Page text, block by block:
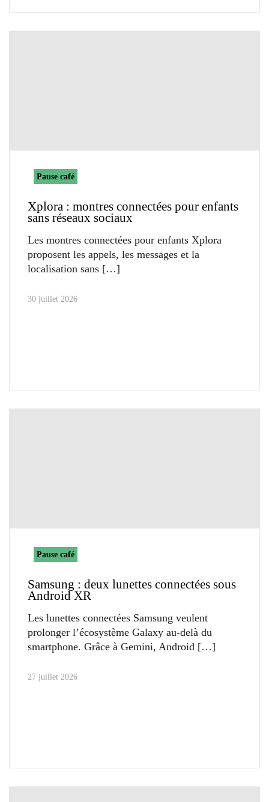
Pause café
Xplora : montres connectées pour enfants
sans réseaux sociaux
Les montres connectées pour enfants Xplora
proposent les appels, les messages et la
localisation sans
30 juillet 2026
Pause café
Samsung : deux lunettes connectées sous
Android XR
Les lunettes connectées Samsung veulent
prolonger l’écosystème Galaxy au-delà du
smartphone. Grâce à Gemini, Android
27 juillet 2026